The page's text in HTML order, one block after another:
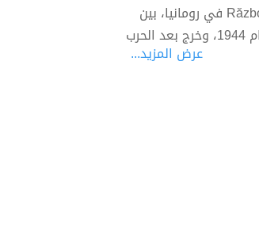
قسطنطين فيرجيل جورجــــيو (1916-1992) كاتب روماني ولد في قرية فاليا البا في Războieni في رومانيا، بين
1942 و 1943 عمل في وزارة الشؤون الخارجية في رومانيا كسكرتير سفير، تم اعتقاله عام 1944، وخرج بعد الحرب
عرض المزيد...